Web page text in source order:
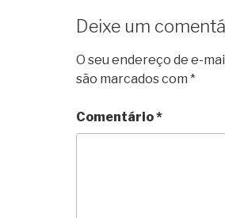
Deixe um
O seu endereço de e-
são marcados com *
Comentário*